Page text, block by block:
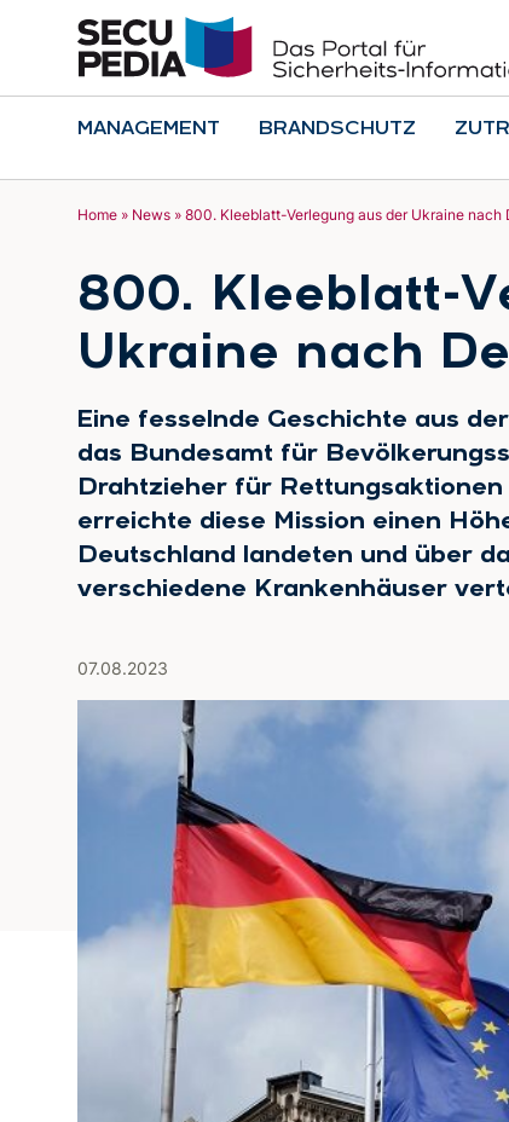
MANAGEMENT BRANDSCHUTZ
Home » News » 800. Kleeblatt-Verlegung aus der Ukraine nach
800. Kleeblatt-
Ukraine nach
Eine fesselnde Geschichte aus
das Bundesamt für
Drahtzieher für Rettungsaktionen
erreichte diese Mission einen
Deutschland landeten und über
verschiedene Krankenhäuser
07.08.2023